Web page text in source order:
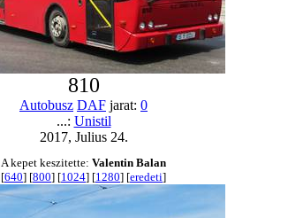
810
Autobusz DAF jarat: 0
...: Unistil
2017, Julius 24.
A kepet keszitette: Valentin Balan
[640] [800] [1024] [1280] [eredeti]